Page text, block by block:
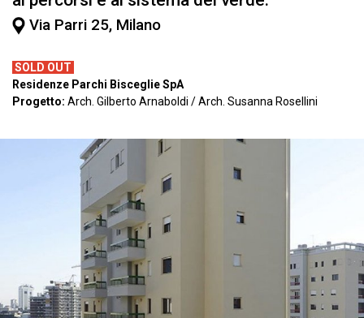
Via Parri 25, Milano
SOLD OUT
Residenze Parchi Bisceglie SpA
Progetto: Arch. Gilberto Arnaboldi / Arch. Susanna Rosellini